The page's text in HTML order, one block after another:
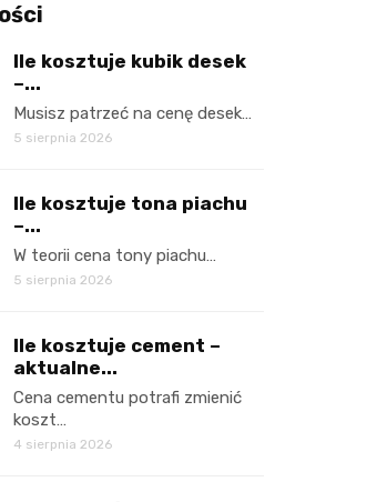
Ile kosztuje kubik desek
–...
Musisz patrzeć na cenę desek…
5 sierpnia 2026
Ile kosztuje tona piachu
–...
W teorii cena tony piachu…
5 sierpnia 2026
Ile kosztuje cement –
aktualne...
Cena cementu potrafi zmienić
koszt…
4 sierpnia 2026